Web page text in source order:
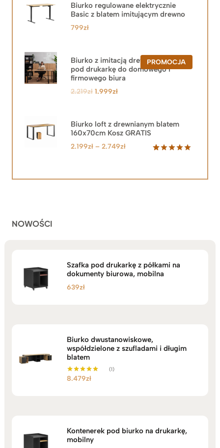
Biurko regulowane elektrycznie
Basic z blatem imitującym drewno
799zł
PROMOCJAPRODUKT
W
Biurko z imitacją drewna z szafką
pod drukarkę do domowego i
firmowego biura
2.219zł Pierwotna
2.219zł.
1.999złAktualna
1.999zł.
Biurko loft z drewnianym blatem
160x70cm Kosz GRATIS
podstawie
2.199zł – 2.749złZakres
2.199zł
NOWOŚCI
Szafka pod drukarkę z półkami na
dokumenty biurowa, mobilna
639zł
Biurko dwustanowiskowe,
współdzielone z szufladami i długim
blatem
Oceniono
(1)
8.479zł
Kontenerek pod biurko na drukarkę,
mobilny